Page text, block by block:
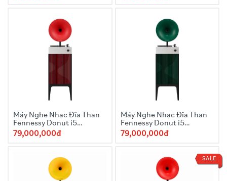
Máy Nghe Nhạc Đĩa Than
Fennessy Donut i5
Quicksand 2025 Red
79,000,000đ
Máy Nghe Nhạc Đĩa Than
Fennessy Donut i5
Quicksand 2025
79,000,000đ
SALE